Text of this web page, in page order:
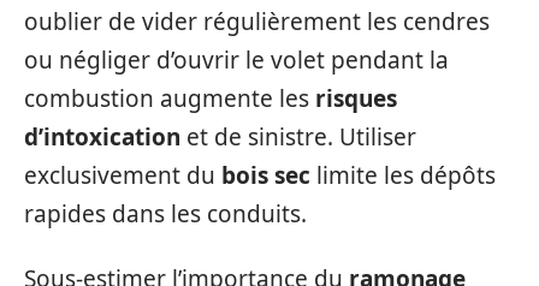
oublier de vider régulièrement les cendres
ou négliger d’ouvrir le volet pendant la
combustion augmente les risques
d’intoxication et de sinistre. Utiliser
exclusivement du bois sec limite les dépôts
rapides dans les conduits.
Sous-estimer l’importance du ramonage